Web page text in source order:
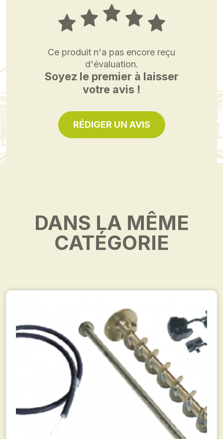
Ce produit n'a pas encore reçu
d'évaluation.
Soyez le premier à laisser
votre avis !
RÉDIGER UN AVIS
DANS LA MÊME
CATÉGORIE